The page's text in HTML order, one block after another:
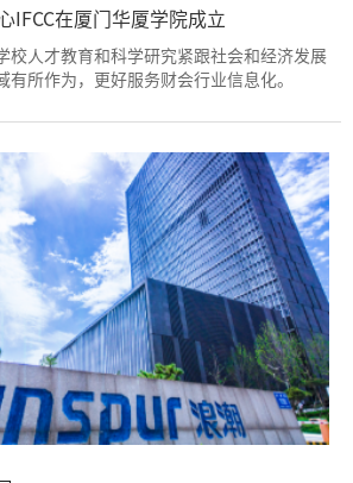
IFCC在厦门华厦学院成立
校人才教育和科学研究紧跟社会和经济发展
有所作为，更好服务财会行业信息化。